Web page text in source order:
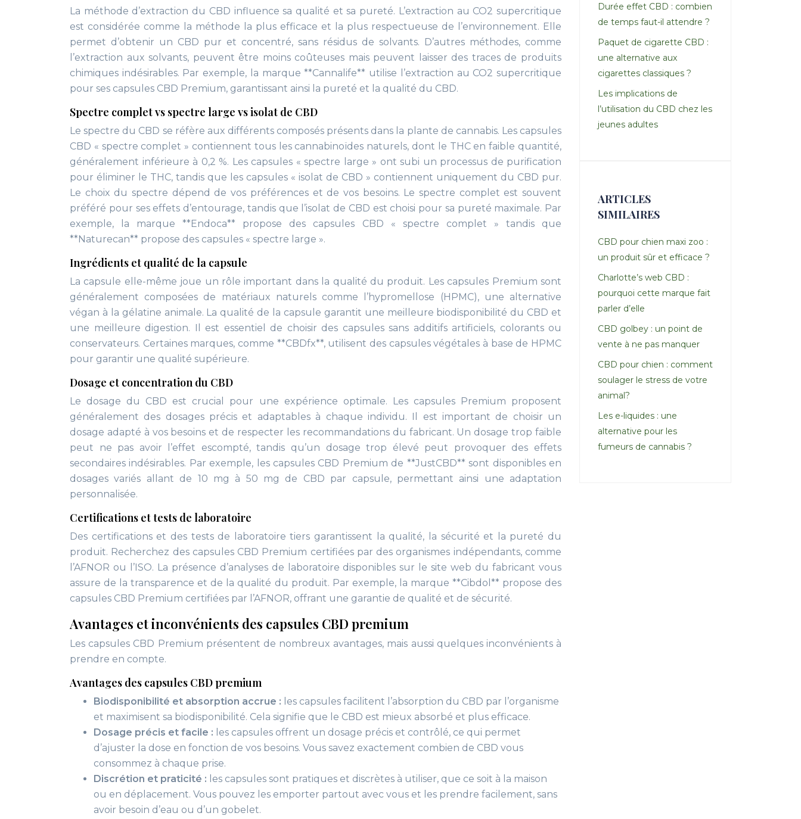
La méthode d’extraction du CBD influence sa qualité et sa pureté. L’extraction au CO2 supercritique
est considérée comme la méthode la plus efficace et la plus respectueuse de l’environnement. Elle
permet d’obtenir un CBD pur et concentré, sans résidus de solvants. D’autres méthodes, comme
l’extraction aux solvants, peuvent être moins coûteuses mais peuvent laisser des traces de produits
chimiques indésirables. Par exemple, la marque **Cannalife** utilise l’extraction au CO2 supercritique
pour ses capsules CBD Premium, garantissant ainsi la pureté et la qualité du CBD.
Spectre complet vs spectre large vs isolat de CBD
Le spectre du CBD se réfère aux différents composés présents dans la plante de cannabis. Les capsules
CBD « spectre complet » contiennent tous les cannabinoïdes naturels, dont le THC en faible quantité,
généralement inférieure à 0,2 %. Les capsules « spectre large » ont subi un processus de purification
pour éliminer le THC, tandis que les capsules « isolat de CBD » contiennent uniquement du CBD pur.
Le choix du spectre dépend de vos préférences et de vos besoins. Le spectre complet est souvent
préféré pour ses effets d’entourage, tandis que l’isolat de CBD est choisi pour sa pureté maximale. Par
exemple, la marque **Endoca** propose des capsules CBD « spectre complet » tandis que
**Naturecan** propose des capsules « spectre large ».
Ingrédients et qualité de la capsule
La capsule elle-même joue un rôle important dans la qualité du produit. Les capsules Premium sont
généralement composées de matériaux naturels comme l’hypromellose (HPMC), une alternative
végan à la gélatine animale. La qualité de la capsule garantit une meilleure biodisponibilité du CBD et
une meilleure digestion. Il est essentiel de choisir des capsules sans additifs artificiels, colorants ou
conservateurs. Certaines marques, comme **CBDfx**, utilisent des capsules végétales à base de HPMC
pour garantir une qualité supérieure.
Dosage et concentration du CBD
Le dosage du CBD est crucial pour une expérience optimale. Les capsules Premium proposent
généralement des dosages précis et adaptables à chaque individu. Il est important de choisir un
dosage adapté à vos besoins et de respecter les recommandations du fabricant. Un dosage trop faible
peut ne pas avoir l’effet escompté, tandis qu’un dosage trop élevé peut provoquer des effets
secondaires indésirables. Par exemple, les capsules CBD Premium de **JustCBD** sont disponibles en
dosages variés allant de 10 mg à 50 mg de CBD par capsule, permettant ainsi une adaptation
personnalisée.
Certifications et tests de laboratoire
Des certifications et des tests de laboratoire tiers garantissent la qualité, la sécurité et la pureté du
produit. Recherchez des capsules CBD Premium certifiées par des organismes indépendants, comme
l’AFNOR ou l’ISO. La présence d’analyses de laboratoire disponibles sur le site web du fabricant vous
assure de la transparence et de la qualité du produit. Par exemple, la marque **Cibdol** propose des
capsules CBD Premium certifiées par l’AFNOR, offrant une garantie de qualité et de sécurité.
Avantages et inconvénients des capsules CBD premium
Les capsules CBD Premium présentent de nombreux avantages, mais aussi quelques inconvénients à
prendre en compte.
Avantages des capsules CBD premium
Biodisponibilité et absorption accrue : les capsules facilitent l’absorption du CBD par l’organisme
et maximisent sa biodisponibilité. Cela signifie que le CBD est mieux absorbé et plus efficace.
Dosage précis et facile : les capsules offrent un dosage précis et contrôlé, ce qui permet
d’ajuster la dose en fonction de vos besoins. Vous savez exactement combien de CBD vous
consommez à chaque prise.
Discrétion et praticité : les capsules sont pratiques et discrètes à utiliser, que ce soit à la maison
ou en déplacement. Vous pouvez les emporter partout avec vous et les prendre facilement, sans
avoir besoin d’eau ou d’un gobelet.
Durée effet CBD : combien
de temps faut-il attendre ?
Paquet de cigarette CBD :
une alternative aux
cigarettes classiques ?
Les implications de
l’utilisation du CBD chez les
jeunes adultes
ARTICLES
SIMILAIRES
CBD pour chien maxi zoo :
un produit sûr et efficace ?
Charlotte’s web CBD :
pourquoi cette marque fait
parler d’elle
CBD golbey : un point de
vente à ne pas manquer
CBD pour chien : comment
soulager le stress de votre
animal?
Les e-liquides : une
alternative pour les
fumeurs de cannabis ?